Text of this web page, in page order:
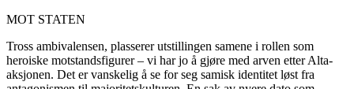
MOT STATEN
Tross ambivalensen, plasserer utstillingen samene i rollen som
heroiske motstandsfigurer – vi har jo å gjøre med arven etter Alta-
aksjonen. Det er vanskelig å se for seg samisk identitet løst fra